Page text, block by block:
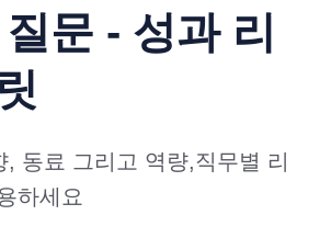
문 - 성과 리
동료 그리고 역량,직무별 리
하세요